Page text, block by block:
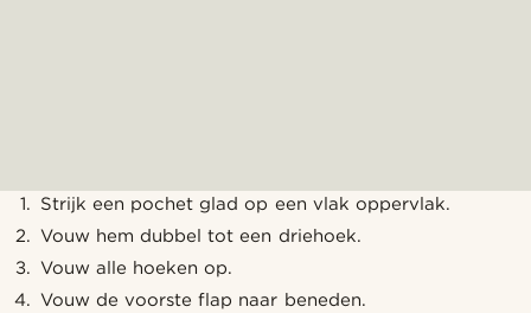
Strijk een pochet glad op een vlak oppervlak.
Vouw hem dubbel tot een driehoek.
Vouw alle hoeken op.
Vouw de voorste flap naar beneden.